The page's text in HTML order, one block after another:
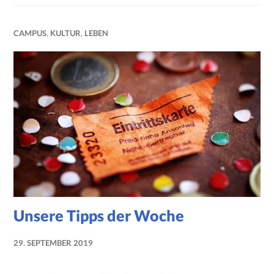
CAMPUS, KULTUR, LEBEN
Unsere Tipps der Woche
29. SEPTEMBER 2019